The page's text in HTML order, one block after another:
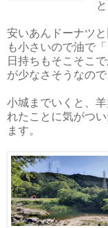
安いあんドーナツ
も小さいので油で
日持ちもそこそこ
が少なさそうなの
小城までいくと、
れたことに気がつ
ます。